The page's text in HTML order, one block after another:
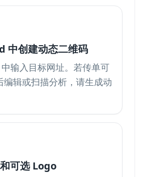
中创建动态二维码
输入目标网址。若传单可
编辑或扫描分析，请生成动
可选 Logo